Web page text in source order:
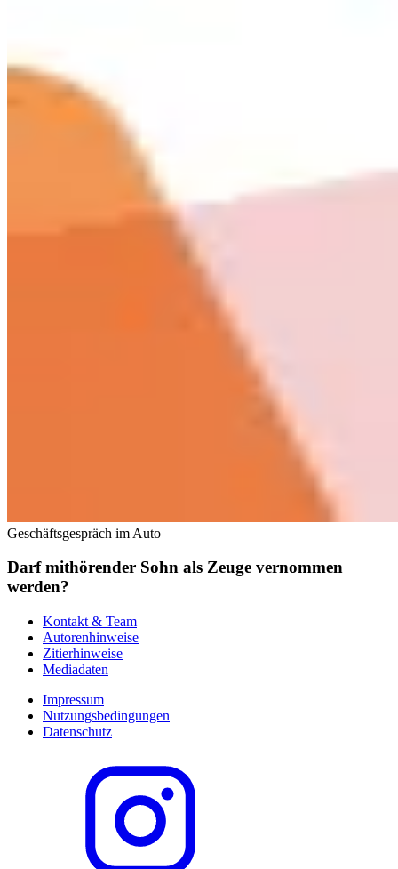
Geschäftsgespräch im Auto
Darf mithörender Sohn als Zeuge vernommen
werden?
Kontakt & Team
Autorenhinweise
Zitierhinweise
Mediadaten
Impressum
Nutzungsbedingungen
Datenschutz